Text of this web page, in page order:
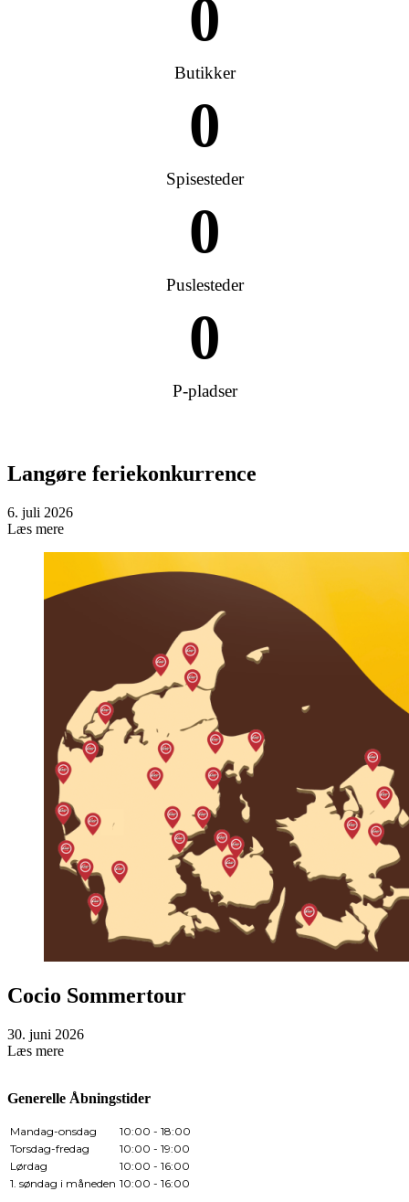
Butikker
0
Spisesteder
0
Puslesteder
0
P-pladser
0
Langøre feriekonkurrence
6. juli 2026
Læs mere
Cocio Sommertour
30. juni 2026
Læs mere
Generelle Åbningstider
Mandag-onsdag
10:00 - 18:00
Torsdag-fredag
10:00 - 19:00
Lørdag
10:00 - 16:00
1. søndag i måneden 10:00 - 16:00